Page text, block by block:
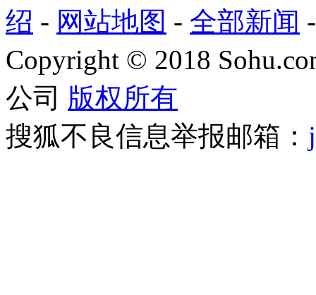
绍 - 网站地图 - 全部新闻
Copyright © 2018
公司 版权所有
搜狐不良信息举报邮箱：